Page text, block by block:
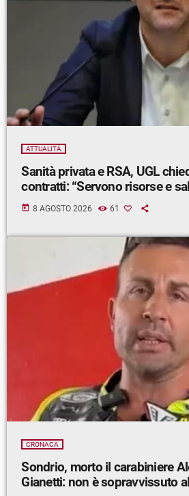
ATTUALITÀ
Sanità privata e RSA, UGL
contratti: “Servono risorse e
today 8 AGOSTO 2026 61
CRONACA
Sondrio, morto il carabiniere
Gianetti: non è sopravvissuto